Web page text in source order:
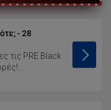
- 28
τις PRE Black